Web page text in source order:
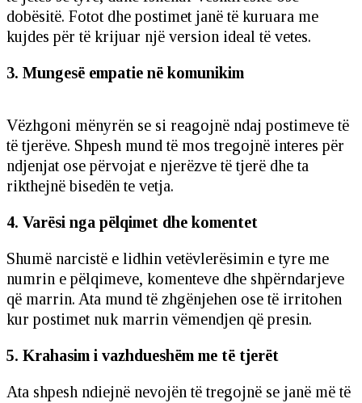
dobësitë. Fotot dhe postimet janë të kuruara me
kujdes për të krijuar një version ideal të vetes.
3. Mungesë empatie në komunikim
Vëzhgoni mënyrën se si reagojnë ndaj postimeve të
të tjerëve. Shpesh mund të mos tregojnë interes për
ndjenjat ose përvojat e njerëzve të tjerë dhe ta
rikthejnë bisedën te vetja.
4. Varësi nga pëlqimet dhe komentet
Shumë narcistë e lidhin vetëvlerësimin e tyre me
numrin e pëlqimeve, komenteve dhe shpërndarjeve
që marrin. Ata mund të zhgënjehen ose të irritohen
kur postimet nuk marrin vëmendjen që presin.
5. Krahasim i vazhdueshëm me të tjerët
Ata shpesh ndiejnë nevojën të tregojnë se janë më të